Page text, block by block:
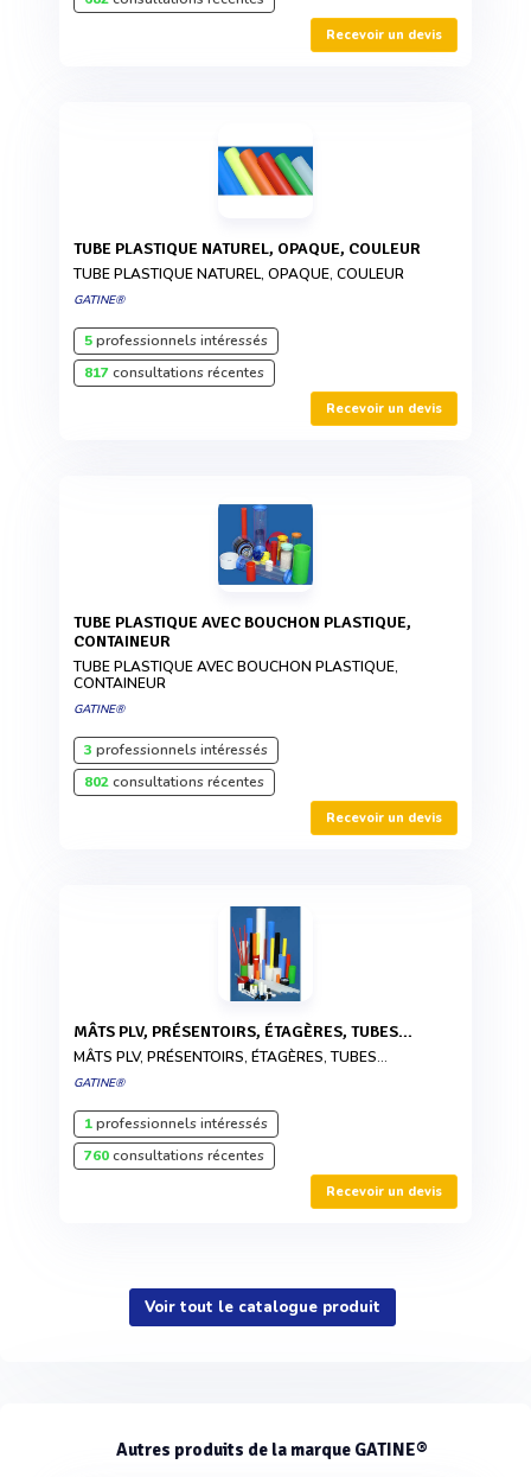
Recevoir un devis
TUBE PLASTIQUE NATUREL, OPAQUE, COULEUR
TUBE PLASTIQUE NATUREL, OPAQUE, COULEUR
GATINE®
5professionnels intéressés
817consultations récentes
Recevoir un devis
TUBE PLASTIQUE AVEC BOUCHON PLASTIQUE,
CONTAINEUR
TUBE PLASTIQUE AVEC BOUCHON PLASTIQUE,
CONTAINEUR
GATINE®
3 professionnels intéressés
802consultations récentes
Recevoir un devis
MÂTS PLV, PRÉSENTOIRS, ÉTAGÈRES, TUBES...
MÂTS PLV, PRÉSENTOIRS, ÉTAGÈRES, TUBES...
GATINE®
1professionnels intéressés
760consultations récentes
Recevoir un devis
Voir tout le catalogue produit
Autres produits de la marque GATINE®